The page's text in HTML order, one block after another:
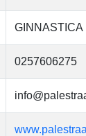
GINNASTICA
0257606275